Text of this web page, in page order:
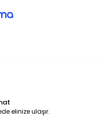
elinize ulaşır.